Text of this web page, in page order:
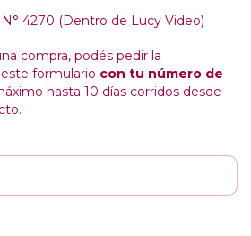
N° 4270 (Dentro de Lucy Video)
compra, podés pedir la
formulario con tu número de
hasta 10 días corridos desde